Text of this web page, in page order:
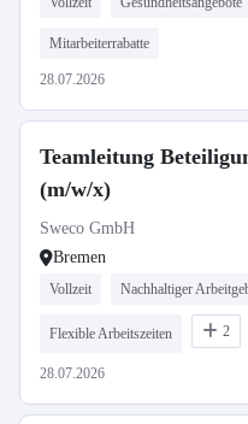
Mitarbeiterrabatte
28.07.2026
Teamleitung
(m/w/x)
Sweco GmbH
Bremen
Vollzeit Nachhaltiger
Flexible Arbeitszeiten 2
28.07.2026